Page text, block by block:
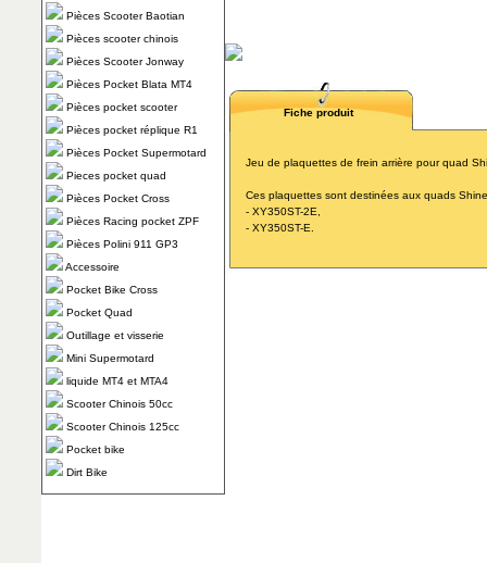
Pièces Scooter Baotian
Pièces scooter chinois
Pièces Scooter Jonway
Pièces Pocket Blata MT4
Pièces pocket scooter
Pièces pocket réplique R1
Pièces Pocket Supermotard
Pieces pocket quad
Pièces Pocket Cross
Pièces Racing pocket ZPF
Pièces Polini 911 GP3
Accessoire
Pocket Bike Cross
Pocket Quad
Outillage et visserie
Mini Supermotard
liquide MT4 et MTA4
Scooter Chinois 50cc
Scooter Chinois 125cc
Pocket bike
Dirt Bike
Fiche produit
Jeu de plaquettes de frein arrière pour quad
Ces plaquettes sont destinées aux quads
- XY350ST-2E,
- XY350ST-E.